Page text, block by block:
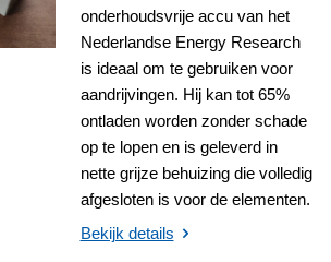
onderhoudsvrije accu van het
Nederlandse Energy Research
is ideaal om te gebruiken voor
aandrijvingen. Hij kan tot 65%
ontladen worden zonder schade
op te lopen en is geleverd in
nette grijze behuizing die volledig
afgesloten is voor de elementen.
Bekijk details